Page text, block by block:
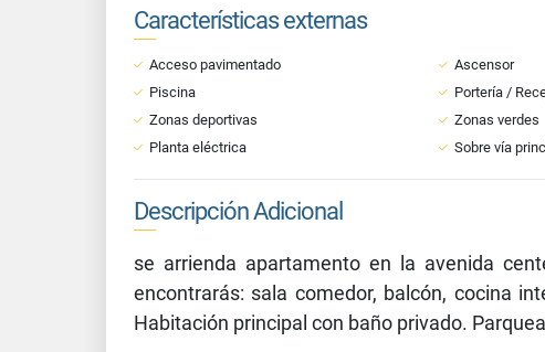
Características externas
Acceso pavimentado Ascensor
Piscina
Portería /
Zonas deportivas
Zonas verdes
Planta eléctrica
Sobre vía
Descripción Adicional
se arrienda apartamento en la avenida
encontrarás: sala comedor, balcón, cocina
Habitación principal con baño privado.